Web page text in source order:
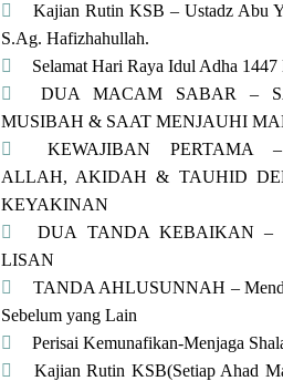
Kajian Rutin KSB – Ustadz Abu
S.Ag. Hafizhahullah.
Selamat Hari Raya Idul Adha 1447
DUA MACAM SABAR –
MUSIBAH & SAAT MENJAUHI
KEWAJIBAN PERTAMA
ALLAH, AKIDAH & TAUHID
KEYAKINAN
DUA TANDA KEBAIKAN –
LISAN
TANDA AHLUSUNNAH –
Sebelum yang Lain
Perisai Kemunafikan-Menjaga
Kajian Rutin KSB(Setiap Ahad